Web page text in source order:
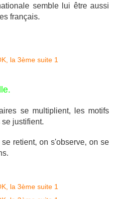
semble lui être aussi
français.
se multiplient, les motifs
justifient.
retient, on s'observe, on se